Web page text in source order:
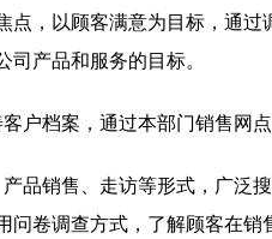
点，以顾客满意为目标，通
司产品和服务的目标。
户档案，通过本部门销售网
品销售、走访等形式，广泛
问卷调查方式，了解顾客在